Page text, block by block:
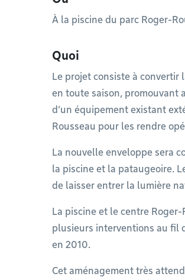
À la piscine du parc Roger-
Quoi
Le projet consiste à
en toute saison, promouvant
d’un équipement existant
Rousseau pour les rendre
La nouvelle enveloppe sera
la piscine et la pataugeoire.
de laisser entrer la lumière
La piscine et le centre
plusieurs interventions au fil
en 2010.
Cet aménagement très